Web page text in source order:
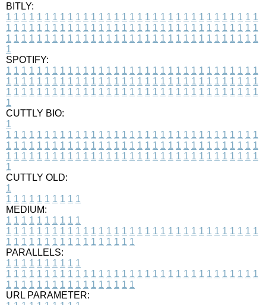
BITLY:
1 1 1 1 1 1 1 1 1 1 1 1 1 1 1 1 1 1 1 1 1 1 1 1 1 1 1 1 1 1 1 1 1
1 1 1 1 1 1 1 1 1 1 1 1 1 1 1 1 1 1 1 1 1 1 1 1 1 1 1 1 1 1 1 1 1
1 1 1 1 1 1 1 1 1 1 1 1 1 1 1 1 1 1 1 1 1 1 1 1 1 1 1 1 1 1 1 1 1
1
SPOTIFY:
1 1 1 1 1 1 1 1 1 1 1 1 1 1 1 1 1 1 1 1 1 1 1 1 1 1 1 1 1 1 1 1 1
1 1 1 1 1 1 1 1 1 1 1 1 1 1 1 1 1 1 1 1 1 1 1 1 1 1 1 1 1 1 1 1 1
1 1 1 1 1 1 1 1 1 1 1 1 1 1 1 1 1 1 1 1 1 1 1 1 1 1 1 1 1 1 1 1 1
1
CUTTLY BIO:
1
1 1 1 1 1 1 1 1 1 1 1 1 1 1 1 1 1 1 1 1 1 1 1 1 1 1 1 1 1 1 1 1 1
1 1 1 1 1 1 1 1 1 1 1 1 1 1 1 1 1 1 1 1 1 1 1 1 1 1 1 1 1 1 1 1 1
1 1 1 1 1 1 1 1 1 1 1 1 1 1 1 1 1 1 1 1 1 1 1 1 1 1 1 1 1 1 1 1 1
1
CUTTLY OLD:
1
1 1 1 1 1 1 1 1 1 1
MEDIUM:
1 1 1 1 1 1 1 1 1 1
1 1 1 1 1 1 1 1 1 1 1 1 1 1 1 1 1 1 1 1 1 1 1 1 1 1 1 1 1 1 1 1 1
1 1 1 1 1 1 1 1 1 1 1 1 1 1 1 1 1
PARALLELS:
1 1 1 1 1 1 1 1 1 1
1 1 1 1 1 1 1 1 1 1 1 1 1 1 1 1 1 1 1 1 1 1 1 1 1 1 1 1 1 1 1 1 1
1 1 1 1 1 1 1 1 1 1 1 1 1 1 1 1 1
URL PARAMETER: